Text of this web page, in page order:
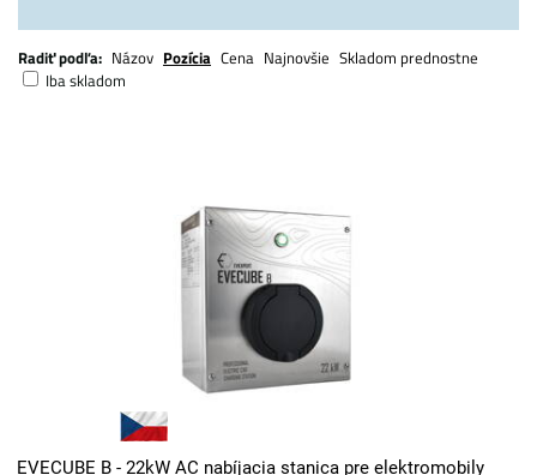
Radiť podľa: Názov Pozícia Cena Najnovšie Skladom prednostne
Iba skladom
EVECUBE B - 22kW AC nabíjacia stanica pre elektromobily